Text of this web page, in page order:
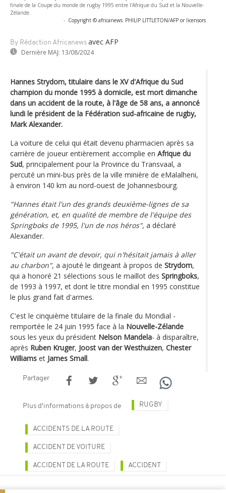
finale de la Coupe du monde de rugby 1995 entre l'Afrique du Sud et la Nouvelle-
Zélande.
- Copyright © africanews PHILIP LITTLETON/AFP or licensors
By Rédaction Africanews avec AFP
Dernière MAJ: 13/08/2024
Hannes Strydom, titulaire dans le XV d'Afrique du Sud
champion du monde 1995 à domicile, est mort dimanche
dans un accident de la route, à l'âge de 58 ans, a annoncé
lundi le président de la Fédération sud-africaine de rugby,
Mark Alexander.
La voiture de celui qui était devenu pharmacien après sa
carrière de joueur entièrement accomplie en Afrique du
Sud, principalement pour la Province du Transvaal, a
percuté un mini-bus près de la ville minière de eMalalheni,
à environ 140 km au nord-ouest de Johannesbourg.
"Hannes était l'un des grands deuxième-lignes de sa
génération, et, en qualité de membre de l'équipe des
Springboks de 1995, l'un de nos héros", a déclaré
Alexander.
"C'était un avant de devoir, qui n'hésitait jamais à aller
au charbon", a ajouté le dirigeant à propos de Strydom,
qui a honoré 21 sélections sous le maillot des Springboks,
de 1993 à 1997, et dont le titre mondial en 1995 constitue
le plus grand fait d'armes.
C'est le cinquième titulaire de la finale du Mondial -
remportée le 24 juin 1995 face à la Nouvelle-Zélande
sous les yeux du président Nelson Mandela- à disparaître,
après Ruben Kruger, Joost van der Westhuizen, Chester
Williams et James Small.
Partager
Plus d'informations à propos de RUGBY
ACCIDENTS DE LA ROUTE
ACCIDENT DE VOITURE
ACCIDENT DE LA ROUTE ACCIDENT